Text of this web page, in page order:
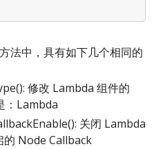
法中，具有如下几个相同的
修改 Lambda 组件的
：Lambda
关闭 Lambda
的 Node Callback